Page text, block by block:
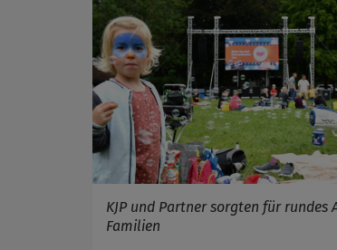
KJP und Partner sorgten für rundes
Familien